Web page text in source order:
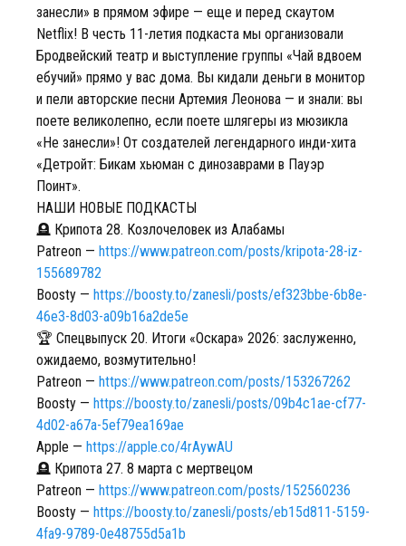
занесли» в прямом эфире — еще и перед скаутом
Netflix! В честь 11-летия подкаста мы организовали
Бродвейский театр и выступление группы «Чай вдвоем
ебучий» прямо у вас дома. Вы кидали деньги в монитор
и пели авторские песни Артемия Леонова — и знали: вы
поете великолепно, если поете шлягеры из мюзикла
«Не занесли»! От создателей легендарного инди-хита
«Детройт: Бикам хьюман с динозаврами в Пауэр
Поинт».
НАШИ НОВЫЕ ПОДКАСТЫ
🪦 Крипота 28. Козлочеловек из Алабамы
Patreon — https://www.patreon.com/posts/kripota-28-iz-
155689782
Boosty — https://boosty.to/zanesli/posts/ef323bbe-6b8e-
46e3-8d03-a09b16a2de5e
🏆 Спецвыпуск 20. Итоги «Оскара» 2026: заслуженно,
ожидаемо, возмутительно!
Patreon — https://www.patreon.com/posts/153267262
Boosty — https://boosty.to/zanesli/posts/09b4c1ae-cf77-
4d02-a67a-5ef79ea169ae
Apple — https://apple.co/4rAywAU
🪦 Крипота 27. 8 марта с мертвецом
Patreon — https://www.patreon.com/posts/152560236
Boosty — https://boosty.to/zanesli/posts/eb15d811-5159-
4fa9-9789-0e48755d5a1b